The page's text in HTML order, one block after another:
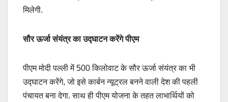
मिलेगी.
सौर ऊर्जा संयंत्र का उद्घाटन करेंगे पीएम
पीएम मोदी पल्ली में 500 किलोवाट के सौर ऊर्जा संयंत्र का भी
उद्घाटन करेंगे, जो इसे कार्बन न्यूट्रल बनने वाली देश की पहली
पंचायत बना देगा. साथ ही पीएम योजना के तहत लाभार्थियों को